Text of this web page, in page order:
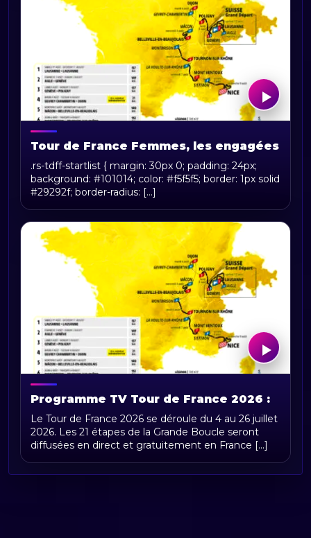
Tour de France Femmes, les engagées
.rs-tdff-startlist { margin: 30px 0; padding: 24px;
background: #101014; color: #f5f5f5; border: 1px solid
#29292f; border-radius: [...]
Programme TV Tour de France 2026 :
horaires, chaînes et diffusion en direct
Le Tour de France 2026 se déroule du 4 au 26 juillet
2026. Les 21 étapes de la Grande Boucle seront
diffusées en direct et gratuitement en France [...]